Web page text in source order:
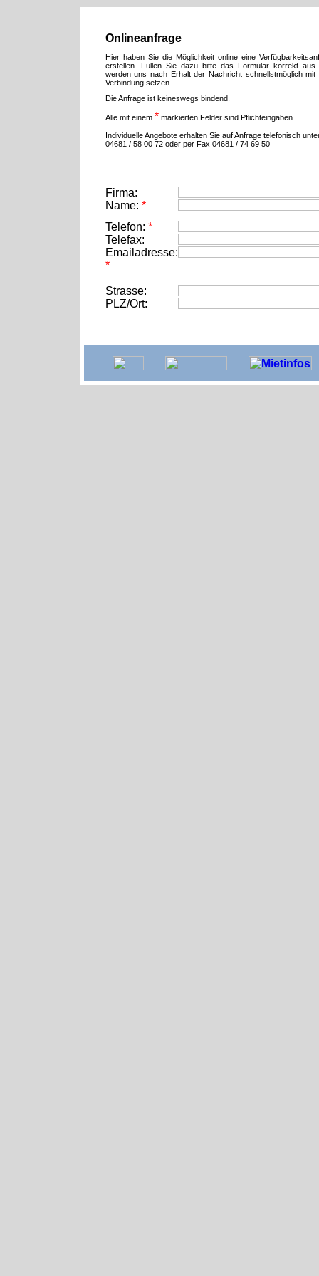
Onlineanfrage
Hier haben Sie die Möglichkeit online eine
erstellen. Füllen Sie dazu bitte das Formular korrekt aus
werden uns nach Erhalt der Nachricht schnellstmöglich mit
Verbindung setzen.
Die Anfrage ist keineswegs bindend.
Alle mit einem * markierten Felder sind Pflichteingaben.
Individuelle Angebote erhalten Sie auf Anfrage telefonisch
04681 / 58 00 72 oder per Fax 04681 / 74 69 50
Firma:
Name: *
Telefon: *
Telefax:
Emailadresse:
*
Strasse:
PLZ/Ort: